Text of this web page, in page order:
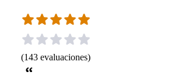
(143 evaluaciones)